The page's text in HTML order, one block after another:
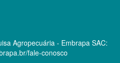
Agropecuária - Embrapa SAC:
fale-conosco